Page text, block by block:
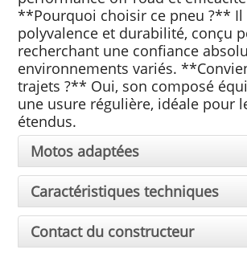
**Pourquoi choisir ce pneu ?** Il
polyvalence et durabilité, conçu
recherchant une confiance
environnements variés.
trajets ?** Oui, son composé
une usure régulière, idéale pour
étendus.
Motos adaptées
Caractéristiques techniques
Contact du constructeur